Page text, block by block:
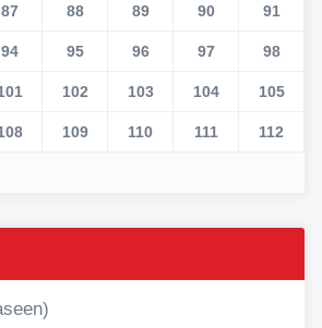
87 88 89 90 91
94 95 96 97 98
102 103 104 105
109 110 111 112